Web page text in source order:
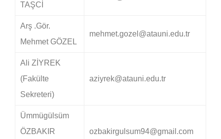
TAŞCİ​
Arş .Gör.
Mehmet GÖZEL
mehmet.gozel@atauni.edu.tr
Ali ZİYREK
(Fakülte
Sekreteri)
aziyrek@atauni.edu.tr
Ümmügülsüm
ÖZBAKIR
ozbakirgulsum94@gmail.com